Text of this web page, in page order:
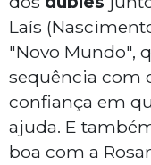
Laís
"Novo Mundo",
sequência com
confiança em
ajuda. E
boa com a